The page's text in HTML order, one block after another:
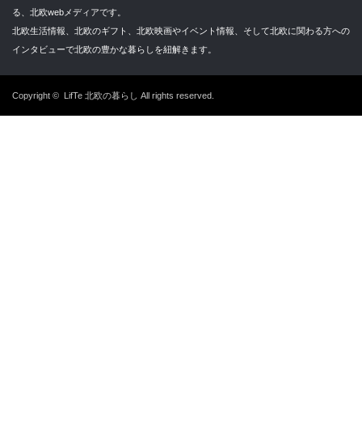
る、北欧webメディアです。
北欧生活情報、北欧のギフト、北欧映画やイベント情報、そして北欧に関わる方への
インタビューで北欧の豊かな暮らしを紐解きます。
Copyright © LifTe 北欧の暮らし All rights reserved.